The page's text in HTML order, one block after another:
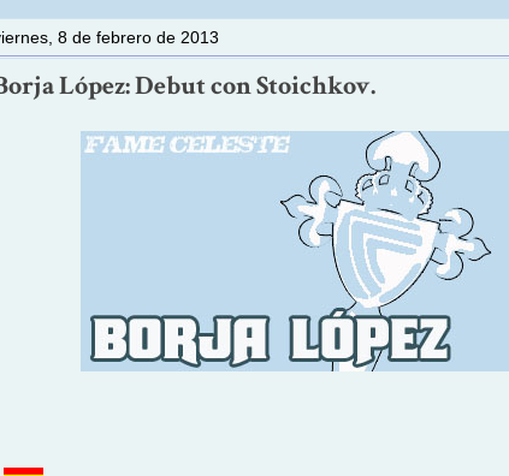
8 de febrero de 2013
López: Debut con Stoichkov.